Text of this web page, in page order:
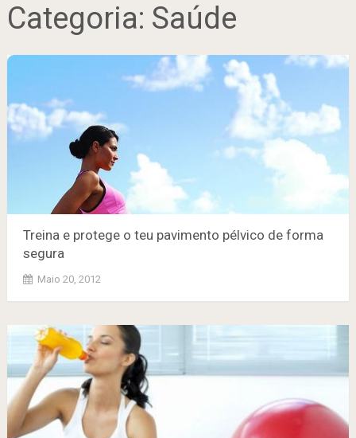
Categoria: Saúde
Treina e protege o teu pavimento pélvico de forma
segura
Maio 20, 2012